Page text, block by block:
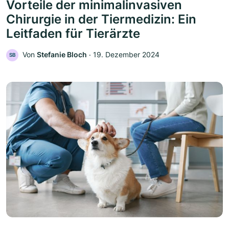
Vorteile der minimalinvasiven
Chirurgie in der Tiermedizin: Ein
Leitfaden für Tierärzte
SB Von Stefanie Bloch ‧ 19. Dezember 2024